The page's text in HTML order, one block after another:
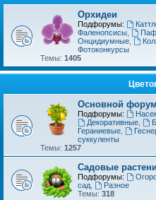
Орхидеи
Подфорумы:
Фаленопсисы
Онцидиумные
Фотоконкурсы
Темы: 1405
Основной форум
Подфорумы:
Декоративные,
Гераниевые
суккуленты
Темы: 1257
Садовые
Подфорумы:
сад
Разное
Темы: 318